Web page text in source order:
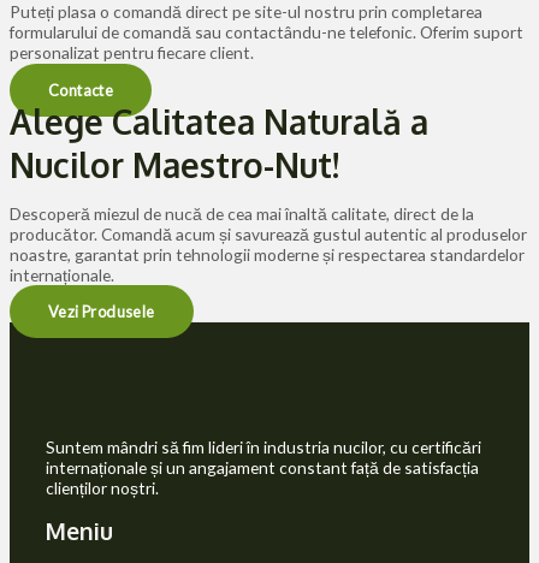
Puteți plasa o comandă direct pe site-ul nostru prin completarea
formularului de comandă sau contactându-ne telefonic. Oferim suport
personalizat pentru fiecare client.
Contacte
Alege Calitatea Naturală a
Nucilor Maestro-Nut!
Descoperă miezul de nucă de cea mai înaltă calitate, direct de la
producător. Comandă acum și savurează gustul autentic al produselor
noastre, garantat prin tehnologii moderne și respectarea standardelor
internaționale.
Vezi Produsele
Suntem mândri să fim lideri în industria nucilor, cu certificări
internaționale și un angajament constant față de satisfacția
clienților noștri.
Meniu